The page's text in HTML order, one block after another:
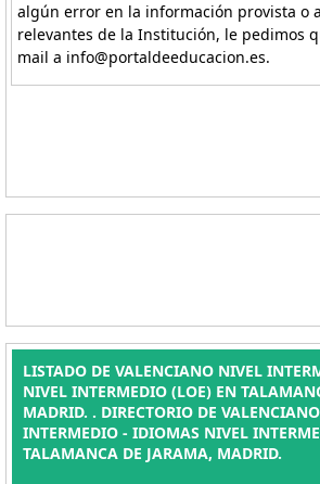
algún error en la información provista o
relevantes de la Institución, le pedimos
mail a info@portaldeeducacion.es.
LISTADO DE VALENCIANO NIVEL
NIVEL INTERMEDIO (LOE) EN
MADRID. . DIRECTORIO DE
INTERMEDIO - IDIOMAS NIVEL
TALAMANCA DE JARAMA, MADRID.